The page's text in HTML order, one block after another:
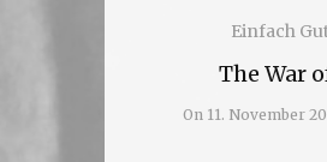
Einfach
The War
On 11. November